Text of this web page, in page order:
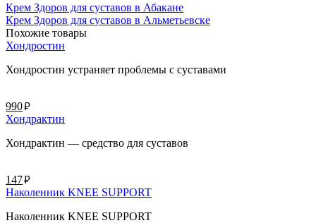
Крем Здоров для суставов в Абакане
Крем Здоров для суставов в Альметьевске
Похожие товары
Хондростин
Хондростин устраняет проблемы с суставами
990руб.
Хондрактин
Хондрактин — средство для суставов
147руб.
Наколенник KNEE SUPPORT
Наколенник KNEE SUPPORT